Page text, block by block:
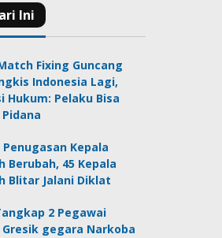
Fixing Guncang
Indonesia Lagi,
Hukum: Pelaku Bisa
Kepala
Berubah, 45 Kepala
Blitar Jalani Diklat
2 Pegawai
Gresik gegara Narkoba